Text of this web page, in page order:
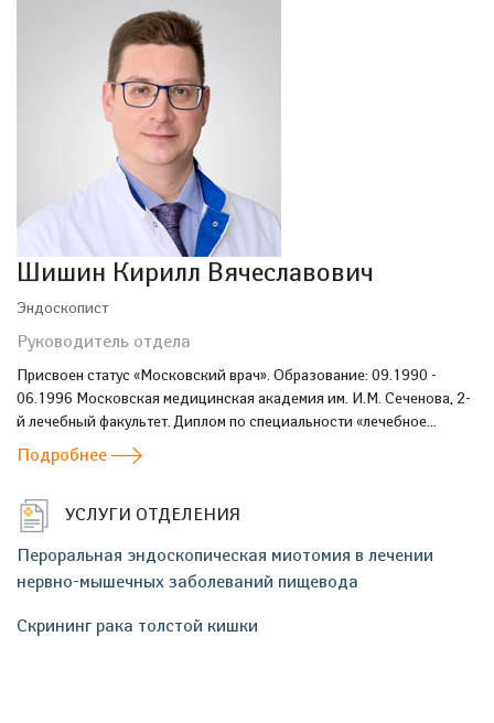
Шишин Кирилл Вячеславович
Эндоскопист
Руководитель отдела
Присвоен статус «Московский врач». Образование: 09.1990 -
06.1996 Московская медицинская академия им. И.М. Сеченова, 2-
й лечебный факультет. Диплом по специальности «лечебное...
Подробнее
УСЛУГИ ОТДЕЛЕНИЯ
Пероральная эндоскопическая миотомия в лечении
нервно-мышечных заболеваний пищевода
Скрининг рака толстой кишки